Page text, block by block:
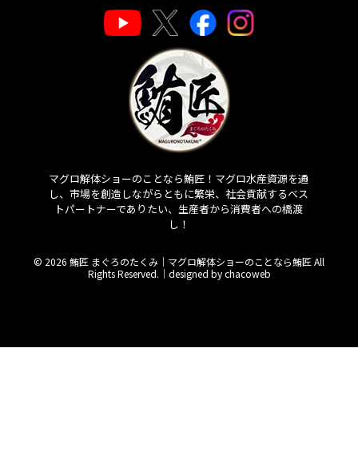
マグロ解体ショーのことなら鮪匠！マグロ水産資源を通
し、市場を創造しながらともに繁栄、社会貢献するベス
トパートナーでありたい、生産者から消費者への橋渡
し！
© 2026 鮪匠 まぐろのたくみ｜マグロ解体ショーのことなら鮪匠 All
Rights Reserved.｜ designed by chacoweb